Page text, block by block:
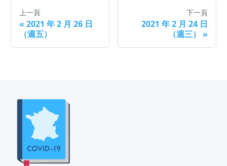
上一頁
« 2021 年 2 月 26 日
（週五）
下一頁
2021 年 2 月 24 日
（週三）
»